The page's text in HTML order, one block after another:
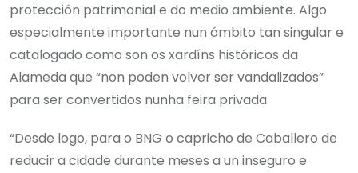
protección patrimonial e do medio ambiente. Algo
especialmente importante nun ámbito tan singular e
catalogado como son os xardíns históricos da
Alameda que “non poden volver ser vandalizados”
para ser convertidos nunha feira privada.
“Desde logo, para o BNG o capricho de Caballero de
reducir a cidade durante meses a un inseguro e